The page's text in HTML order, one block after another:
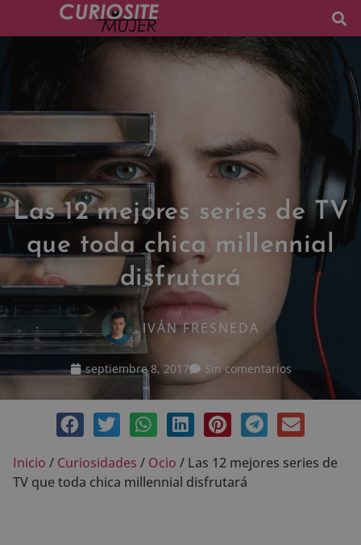
Las 12 mejores series de TV
que toda chica millennial
disfrutará
IVÁN FRESNEDA
septiembre 8, 2017 Sin comentarios
Inicio / Curiosidades / Ocio / Las 12 mejores series de
TV que toda chica millennial disfrutará